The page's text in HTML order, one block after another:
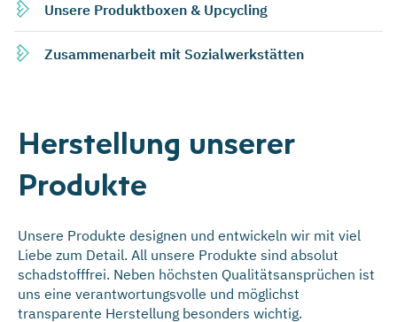
Unsere Produktboxen & Upcycling
Zusammenarbeit mit Sozialwerkstätten
Herstellung unserer
Produkte
Unsere Produkte designen und entwickeln wir mit viel
Liebe zum Detail. All unsere Produkte sind absolut
schadstofffrei. Neben höchsten Qualitätsansprüchen ist
uns eine verantwortungsvolle und möglichst
transparente Herstellung besonders wichtig.